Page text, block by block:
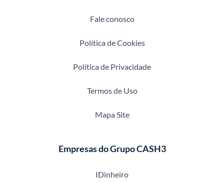
Fale conosco
Política de Cookies
Política de Privacidade
Termos de Uso
Mapa Site
Empresas do Grupo CASH3
IDinheiro